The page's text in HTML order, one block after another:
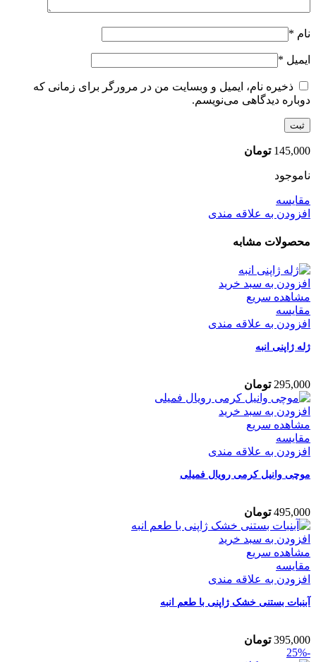
نام *
ایمیل *
ذخیره نام، ایمیل و وبسایت من در مرورگر برای زمانی که
دوباره دیدگاهی می‌نویسم.
145,000 تومان
ناموجود
مقایسه
افزودن به علاقه مندی
محصولات مشابه
افزودن به سبد خرید
مشاهده سریع
مقایسه
افزودن به علاقه مندی
ژله ژاپنی انبه
295,000 تومان
افزودن به سبد خرید
مشاهده سریع
مقایسه
افزودن به علاقه مندی
موچی وانیل کرمی رویال فمیلی
495,000 تومان
افزودن به سبد خرید
مشاهده سریع
مقایسه
افزودن به علاقه مندی
آبنبات بستنی خشک ژاپنی با طعم انبه
395,000 تومان
-25%